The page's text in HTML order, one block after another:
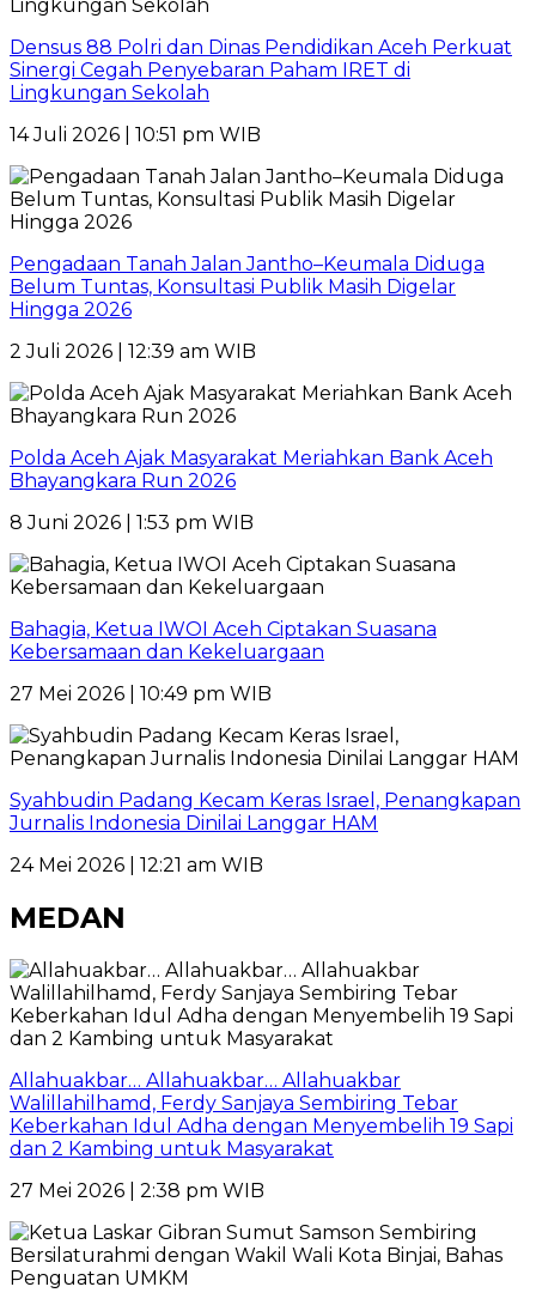
Densus 88 Polri dan Dinas Pendidikan Aceh Perkuat
Sinergi Cegah Penyebaran Paham IRET di
Lingkungan Sekolah
14 Juli 2026 | 10:51 pm WIB
Pengadaan Tanah Jalan Jantho–Keumala Diduga
Belum Tuntas, Konsultasi Publik Masih Digelar
Hingga 2026
2 Juli 2026 | 12:39 am WIB
Polda Aceh Ajak Masyarakat Meriahkan Bank Aceh
Bhayangkara Run 2026
8 Juni 2026 | 1:53 pm WIB
Bahagia, Ketua IWOI Aceh Ciptakan Suasana
Kebersamaan dan Kekeluargaan
27 Mei 2026 | 10:49 pm WIB
Syahbudin Padang Kecam Keras Israel, Penangkapan
Jurnalis Indonesia Dinilai Langgar HAM
24 Mei 2026 | 12:21 am WIB
MEDAN
Allahuakbar… Allahuakbar… Allahuakbar
Walillahilhamd, Ferdy Sanjaya Sembiring Tebar
Keberkahan Idul Adha dengan Menyembelih 19 Sapi
dan 2 Kambing untuk Masyarakat
27 Mei 2026 | 2:38 pm WIB